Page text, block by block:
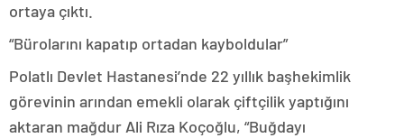
ortaya çıktı.
“Bürolarını kapatıp ortadan kayboldular”
Polatlı Devlet Hastanesi’nde 22 yıllık başhekimlik
görevinin arından emekli olarak çiftçilik yaptığını
aktaran mağdur Ali Rıza Koçoğlu, “Buğdayı